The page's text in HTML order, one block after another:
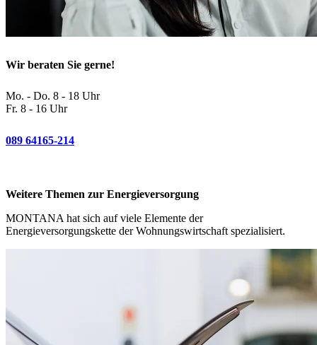
Wir beraten Sie gerne!
Mo. - Do. 8 - 18 Uhr
Fr. 8 - 16 Uhr
089 64165-214
Weitere Themen zur Energieversorgung
MONTANA hat sich auf viele Elemente der
Energieversorgungskette der Wohnungswirtschaft spezialisiert.